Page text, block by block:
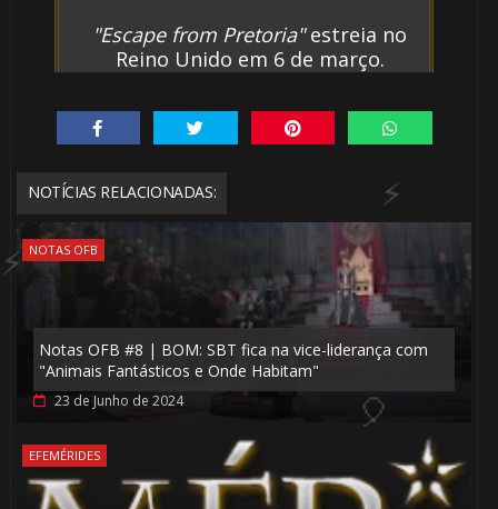
"Escape from Pretoria"estreia no
Reino Unido em 6 de março.
NOTÍCIAS RELACIONADAS:
NOTAS OFB
Notas OFB #8 | BOM: SBT fica na vice-liderança com
"Animais Fantásticos e Onde Habitam"
23 de Junho de 2024
EFEMÉRIDES